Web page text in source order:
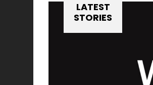
LATEST
STORIES